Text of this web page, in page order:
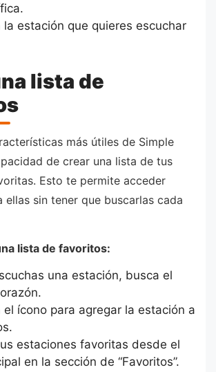
la estación que quieres escuchar
lista de
más útiles de Simple
de crear una lista de tus
Esto te permite acceder
ellas sin tener que buscarlas cada
lista de favoritos:
una estación, busca el
el ícono para agregar la estación a
estaciones favoritas desde el
en la sección de “Favoritos”.